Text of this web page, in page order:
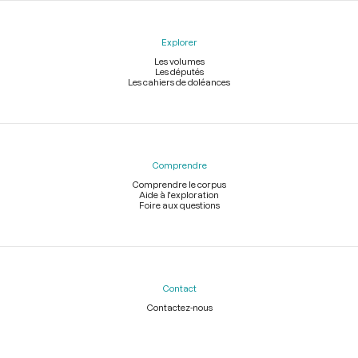
Explorer
Les volumes
Les députés
Les cahiers de doléances
Comprendre
Comprendre le corpus
Aide à l'exploration
Foire aux questions
Contact
Contactez-nous